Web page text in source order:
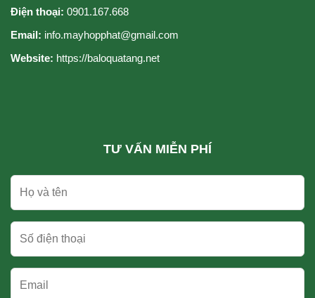
Điện thoại: 0901.167.668
Email: info.mayhopphat@gmail.com
Website: https://baloquatang.net
TƯ VẤN MIỄN PHÍ